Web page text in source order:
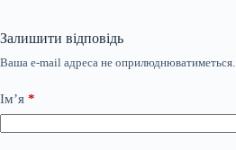
Залишити відповідь
Ваша e-mail адреса не оприлюднюватиметься.
Ім’я *